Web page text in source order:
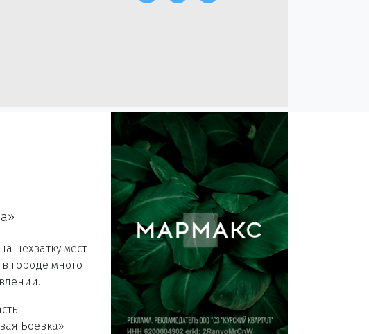
нехватку мест
городе много
Боевка»